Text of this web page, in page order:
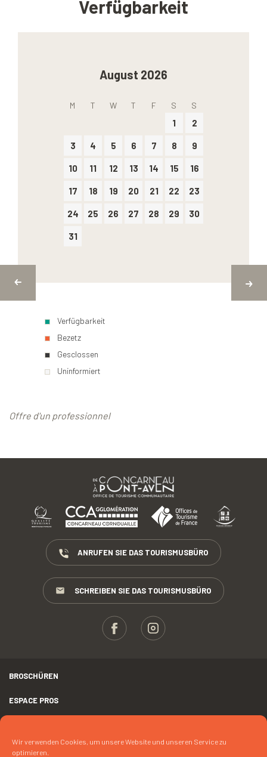
Wir verwenden Cookies, um unsere Website und unseren Service zu
optimieren.
Verfügbarkeit
August 2026
M T W T F S S
1 2
3 4 5 6 7 8 9
10 11 12 13 14 15 16
17 18 19 20 21 22 23
24 25 26 27 28 29 30
31
Verfügbarkeit
Bezetz
Gesclossen
Uninformiert
Offre d'un professionnel
ANRUFEN SIE DAS TOURISMUSBÜRO
SCHREIBEN SIE DAS TOURISMUSBÜRO
BROSCHÜREN
ESPACE PROS
RECHTLICHER HINWEIS